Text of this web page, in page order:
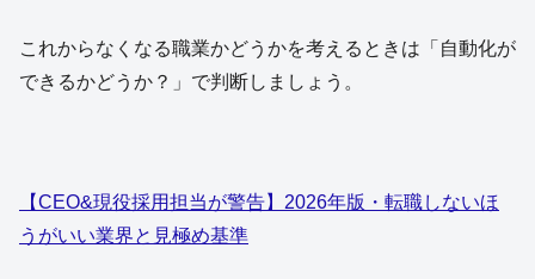
これからなくなる職業かどうかを考えるときは「自動化が
できるかどうか？」で判断しましょう。
【CEO&現役採用担当が警告】2026年版・転職しないほ
うがいい業界と見極め基準